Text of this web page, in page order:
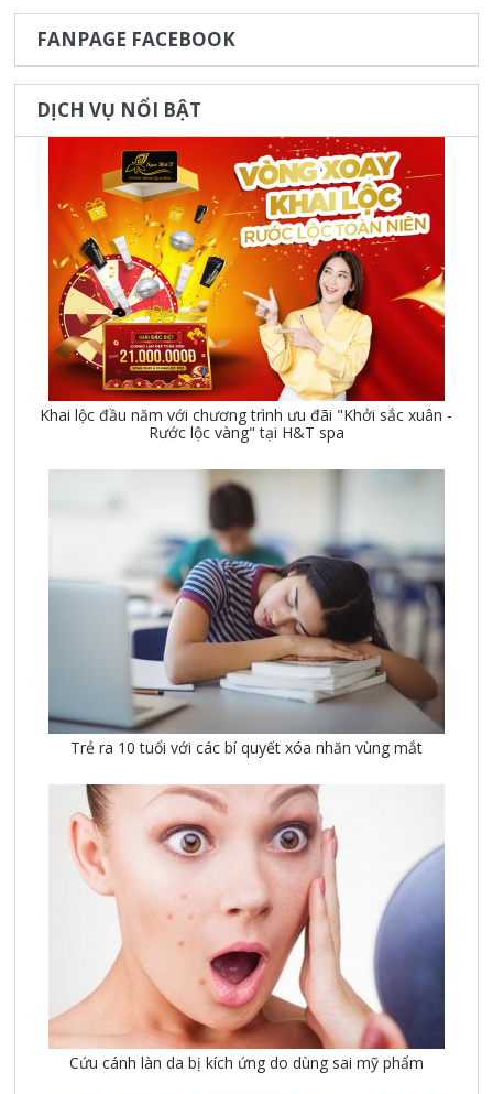
FANPAGE FACEBOOK
DỊCH VỤ NỔI BẬT
Khai lộc đầu năm với chương trình ưu đãi "Khởi sắc xuân -
Rước lộc vàng" tại H&T spa
Trẻ ra 10 tuổi với các bí quyết xóa nhăn vùng mắt
Cứu cánh làn da bị kích ứng do dùng sai mỹ phẩm